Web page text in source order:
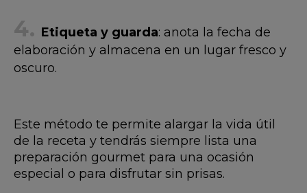
Etiqueta y guarda: anota la fecha de
elaboración y almacena en un lugar fresco y
oscuro.
Este método te permite alargar la vida útil
de la receta y tendrás siempre lista una
preparación gourmet para una ocasión
especial o para disfrutar sin prisas.